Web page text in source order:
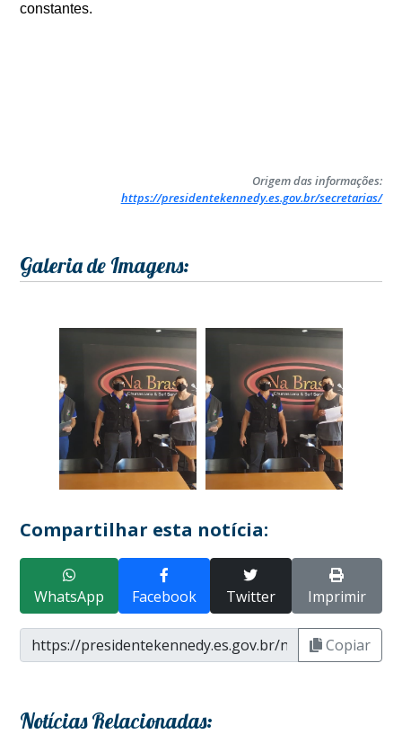
constantes.
Origem das informações:
https://presidentekennedy.es.gov.br/secretarias/
Galeria de Imagens:
Compartilhar esta notícia:
WhatsApp Facebook Twitter Imprimir
Copiar
Notícias Relacionadas: